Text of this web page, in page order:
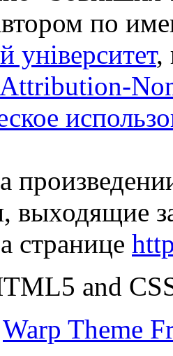
по
університет,
выходящие
странице
and
Warp Theme